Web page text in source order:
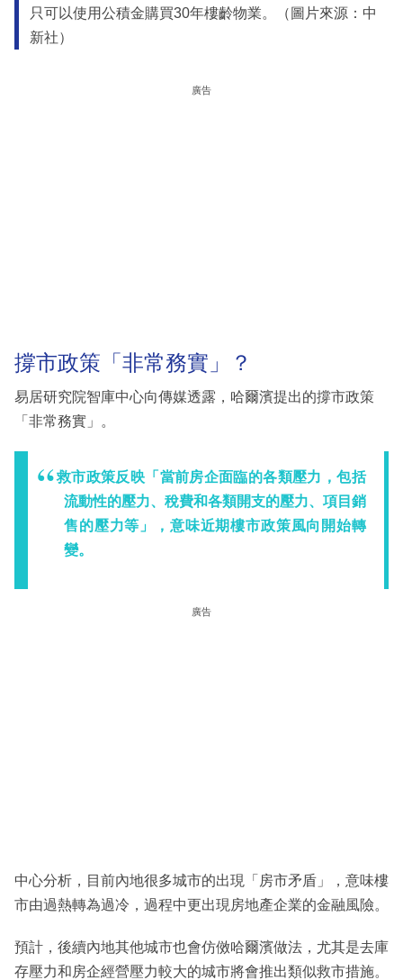
只可以使用公積金購買30年樓齡物業。（圖片來源：中
新社）
廣告
撐市政策「非常務實」？
易居研究院智庫中心向傳媒透露，哈爾濱提出的撐市政策
「非常務實」。
救市政策反映「當前房企面臨的各類壓力，包括
流動性的壓力、稅費和各類開支的壓力、項目銷
售的壓力等」，意味近期樓市政策風向開始轉
變。
廣告
中心分析，目前內地很多城市的出現「房市矛盾」，意味樓
市由過熱轉為過冷，過程中更出現房地產企業的金融風險。
預計，後續內地其他城市也會仿傚哈爾濱做法，尤其是去庫
存壓力和房企經營壓力較大的城市將會推出類似救市措施。